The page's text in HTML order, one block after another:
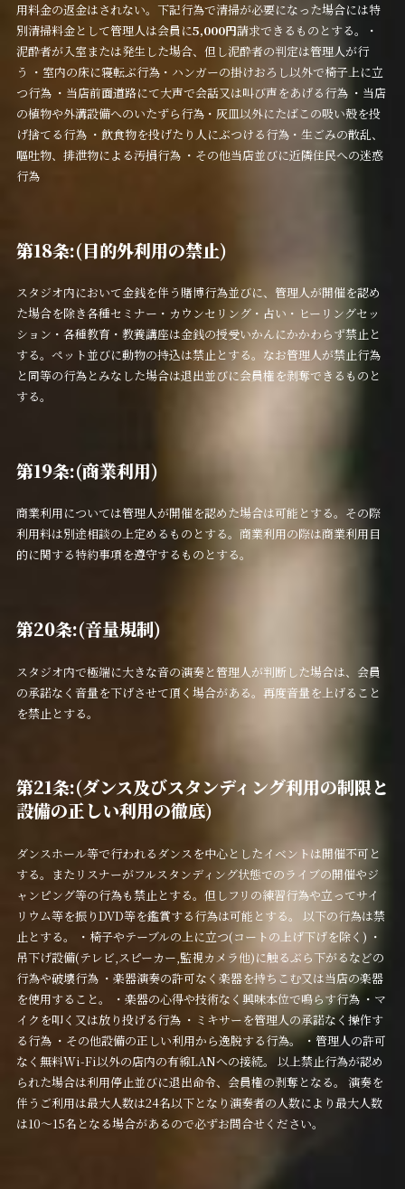
用料金の返金はされない。下記行為で清掃が必要になった場合には特
別清掃料金として管理人は会員に5,000円請求できるものとする。・
泥酔者が入室または発生した場合、但し泥酔者の判定は管理人が行
う ・室内の床に寝転ぶ行為・ハンガーの掛けおろし以外で椅子上に立
つ行為 ・当店前面道路にて大声で会話又は叫び声をあげる行為 ・当店
の植物や外溝設備へのいたずら行為・灰皿以外にたばこの吸い殻を投
げ捨てる行為 ・飲食物を投げたり人にぶつける行為・生ごみの散乱、
嘔吐物、排泄物による汚損行為 ・その他当店並びに近隣住民への迷惑
行為
第18条:(目的外利用の禁止)
スタジオ内において金銭を伴う賭博行為並びに、管理人が開催を認め
た場合を除き各種セミナー・カウンセリング・占い・ヒーリングセッ
ション・各種教育・教養講座は金銭の授受いかんにかかわらず禁止と
する。ペット並びに動物の持込は禁止とする。なお管理人が禁止行為
と同等の行為とみなした場合は退出並びに会員権を剥奪できるものと
する。
第19条:(商業利用)
商業利用については管理人が開催を認めた場合は可能とする。その際
利用料は別途相談の上定めるものとする。商業利用の際は商業利用目
的に関する特約事項を遵守するものとする。
第20条:(音量規制)
スタジオ内で極端に大きな音の演奏と管理人が判断した場合は、会員
の承諾なく音量を下げさせて頂く場合がある。再度音量を上げること
を禁止とする。
第21条:(ダンス及びスタンディング利用の制限と
設備の正しい利用の徹底)
ダンスホール等で行われるダンスを中心としたイベントは開催不可と
する。またリスナーがフルスタンディング状態でのライブの開催やジ
ャンピング等の行為も禁止とする。但しフリの練習行為や立ってサイ
リウム等を振りDVD等を鑑賞する行為は可能とする。 以下の行為は禁
止とする。 ・椅子やテーブルの上に立つ(コートの上げ下げを除く) ・
吊下げ設備(テレビ,スピーカー,監視カメラ他)に触るぶら下がるなどの
行為や破壊行為 ・楽器演奏の許可なく楽器を持ちこむ又は当店の楽器
を使用すること。 ・楽器の心得や技術なく興味本位で鳴らす行為 ・マ
イクを叩く又は放り投げる行為 ・ミキサーを管理人の承諾なく操作す
る行為 ・その他設備の正しい利用から逸脱する行為。 ・管理人の許可
なく無料Wi-Fi以外の店内の有線LANへの接続。 以上禁止行為が認め
られた場合は利用停止並びに退出命令、会員権の剥奪となる。 演奏を
伴うご利用は最大人数は24名以下となり演奏者の人数により最大人数
は10～15名となる場合があるので必ずお問合せください。